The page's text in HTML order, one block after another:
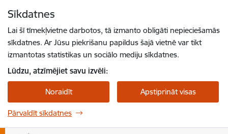
Sīkdatnes
Lai šī tīmekļvietne darbotos, tā izmanto obligāti nepieciešamās
sīkdatnes. Ar Jūsu piekrišanu papildus šajā vietnē var tikt
izmantotas statistikas un sociālo mediju sīkdatnes.
Lūdzu, atzīmējiet savu izvēli:
Noraidīt Apstiprināt visas
Pārvaldīt sīkdatnes